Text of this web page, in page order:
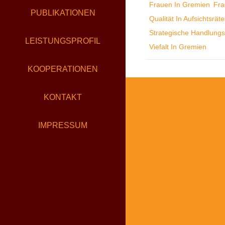
PUBLIKATIONEN
LEISTUNGSPROFIL
KOOPERATIONEN
KONTAKT
IMPRESSUM
Frauen In Gremien
Qualität In
Strategische
Viefalt In Gremien